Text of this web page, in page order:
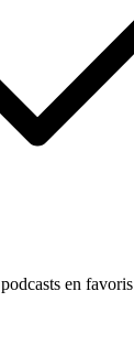
en favoris